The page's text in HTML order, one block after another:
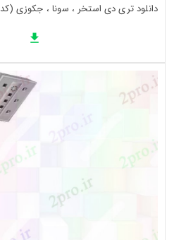
دانلود تری دی استخر ، سونا ، جکوزی (کد27055)